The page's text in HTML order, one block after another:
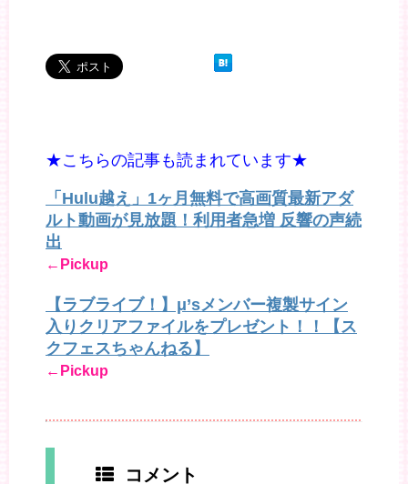
★こちらの記事も読まれています★
「Hulu越え」1ヶ月無料で高画質最新アダ
ルト動画が見放題！利用者急増 反響の声続
出
←Pickup
【ラブライブ！】μ’sメンバー複製サイン
入りクリアファイルをプレゼント！！【ス
クフェスちゃんねる】
←Pickup
コメント